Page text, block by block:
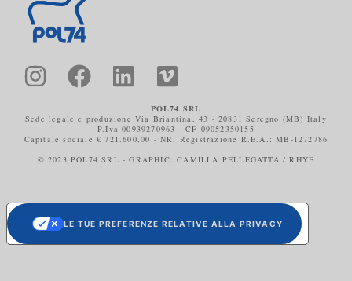
POL74 SRL
Sede legale e produzione Via Briantina, 43 - 20831 Seregno (MB) Italy
P.Iva 00939270963 - CF 09052350155
Capitale sociale € 721.600,00 - NR. Registrazione R.E.A.: MB-1272786
© 2023 POL74 SRL - GRAPHIC: CAMILLA PELLEGATTA / RHYE
LE TUE PREFERENZE RELATIVE ALLA PRIVACY